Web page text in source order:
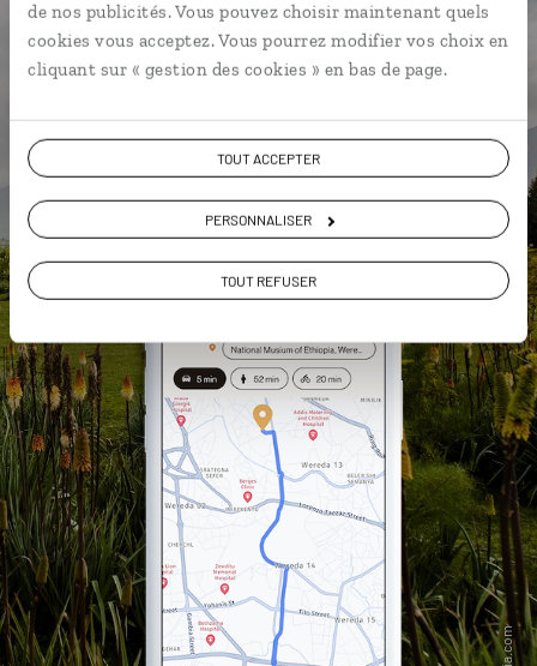
de nos publicités. Vous pouvez choisir maintenant quels
cookies vous acceptez. Vous pourrez modifier vos choix en
cliquant sur « gestion des cookies » en bas de page.
TOUT ACCEPTER
PERSONNALISER
TOUT REFUSER
La playlist de votre voyage
L'album souvenirs à composer
vous-même
DÉCOUVRIR LUCIOLE